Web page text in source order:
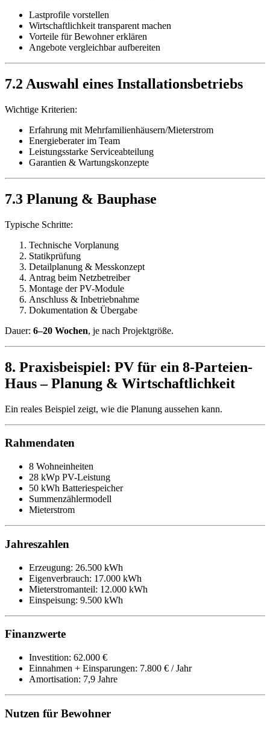
Lastprofile vorstellen
Wirtschaftlichkeit transparent machen
Vorteile für Bewohner erklären
Angebote vergleichbar aufbereiten
7.2 Auswahl eines Installationsbetriebs
Wichtige Kriterien:
Erfahrung mit Mehrfamilienhäusern/Mieterstrom
Energieberater im Team
Leistungsstarke Serviceabteilung
Garantien & Wartungskonzepte
7.3 Planung & Bauphase
Typische Schritte:
Technische Vorplanung
Statikprüfung
Detailplanung & Messkonzept
Antrag beim Netzbetreiber
Montage der PV-Module
Anschluss & Inbetriebnahme
Dokumentation & Übergabe
Dauer: 6–20 Wochen, je nach Projektgröße.
8. Praxisbeispiel: PV für ein 8-Parteien-
Haus – Planung & Wirtschaftlichkeit
Ein reales Beispiel zeigt, wie die Planung aussehen kann.
Rahmendaten
8 Wohneinheiten
28 kWp PV-Leistung
50 kWh Batteriespeicher
Summenzählermodell
Mieterstrom
Jahreszahlen
Erzeugung: 26.500 kWh
Eigenverbrauch: 17.000 kWh
Mieterstromanteil: 12.000 kWh
Einspeisung: 9.500 kWh
Finanzwerte
Investition: 62.000 €
Einnahmen + Einsparungen: 7.800 € / Jahr
Amortisation: 7,9 Jahre
Nutzen für Bewohner